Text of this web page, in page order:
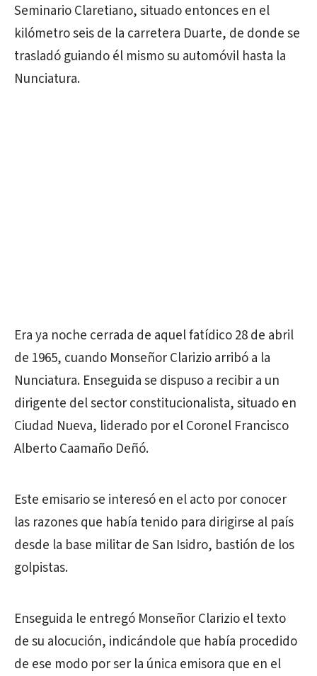
Seminario Claretiano, situado entonces en el
kilómetro seis de la carretera Duarte, de donde se
trasladó guiando él mismo su automóvil hasta la
Nunciatura.
Era ya noche cerrada de aquel fatídico 28 de abril
de 1965, cuando Monseñor Clarizio arribó a la
Nunciatura. Enseguida se dispuso a recibir a un
dirigente del sector constitucionalista, situado en
Ciudad Nueva, liderado por el Coronel Francisco
Alberto Caamaño Deñó.
Este emisario se interesó en el acto por conocer
las razones que había tenido para dirigirse al país
desde la base militar de San Isidro, bastión de los
golpistas.
Enseguida le entregó Monseñor Clarizio el texto
de su alocución, indicándole que había procedido
de ese modo por ser la única emisora que en el